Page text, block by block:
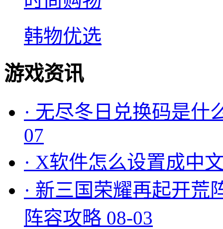
韩物优选
游戏资讯
· 无尽冬日兑换码是什
07
· X软件怎么设置成中
· 新三国荣耀再起开荒
阵容攻略 08-03